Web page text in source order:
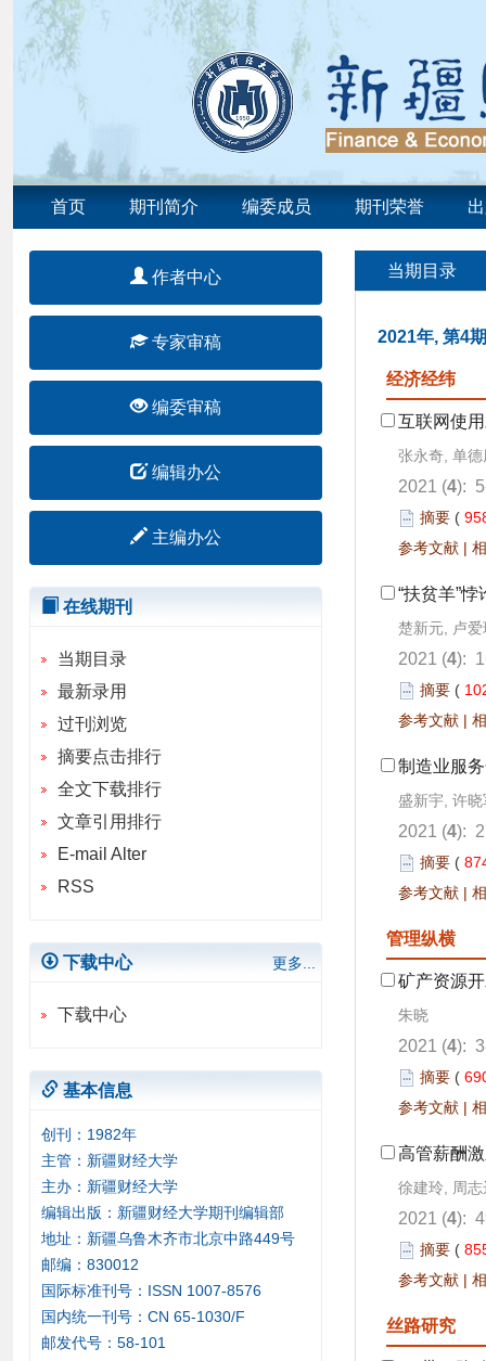
首页 期刊简介 编委成员 期刊荣誉
当期目录
2021年, 第4
经济经纬
互联网使
张永奇, 单德
2021 (4):
摘要 (
参考文献 |
“扶贫羊”
楚新元, 卢
2021 (4):
摘要 (
参考文献 |
制造业服
盛新宇, 许晓
2021 (4):
摘要 (
参考文献 |
管理纵横
矿产资源
朱晓
2021 (4):
摘要 (
参考文献 |
高管薪酬
徐建玲, 周
2021 (4):
摘要 (
参考文献 |
丝路研究
作者中心
专家审稿
编委审稿
编辑办公
主编办公
在线期刊
当期目录
最新录用
过刊浏览
摘要点击排行
全文下载排行
文章引用排行
E-mail Alter
RSS
下载中心 更多...
下载中心
基本信息
创刊：1982年
主管：新疆财经大学
主办：新疆财经大学
编辑出版：新疆财经大学期刊编辑部
地址：新疆乌鲁木齐市北京中路449号
邮编：830012
国际标准刊号：ISSN 1007-8576
国内统一刊号：CN 65-1030/F
邮发代号：58-101